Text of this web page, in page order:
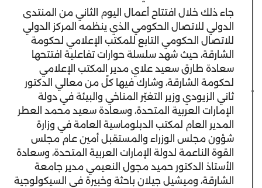
جاء ذلك خلال افتتاح أعمال اليوم الثاني من المنتدى
الدولي للاتصال الحكومي الذي ينظمه المركز الدولي
للاتصال الحكومي التابع للمكتب الإعلامي لحكومة
الشارقة، حيث شهد سلسلة حوارات تفاعلية افتتحها
سعادة طارق سعيد علاي مدير المكتب الإعلامي
لحكومة الشارقة، وشارك فيها كلّ من معالي الدكتور
ثاني الزيودي وزير التغيّر المناخي والبيئة في دولة
الإمارات العربية المتحدة، وسعادة سعيد محمد العطر
المدير العام لمكتب الدبلوماسية العامة في وزارة
شؤون مجلس الوزراء والمستقبل أمين عام مجلس
القوة الناعمة لدولة الإمارات العربية المتحدة، وسعادة
الأستاذ الدكتور حميد مجول النعيمي مدير جامعة
الشارقة، وميشيل جيلان باحثة وخبيرة في السيكولوجية